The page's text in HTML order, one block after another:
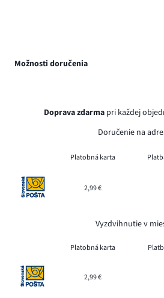
Možnosti doručenia
Doprava zdarma pri každej
Doručenie na
Platobná karta
2,99 €
Vyzdvihnutie v
Platobná karta
2,99 €